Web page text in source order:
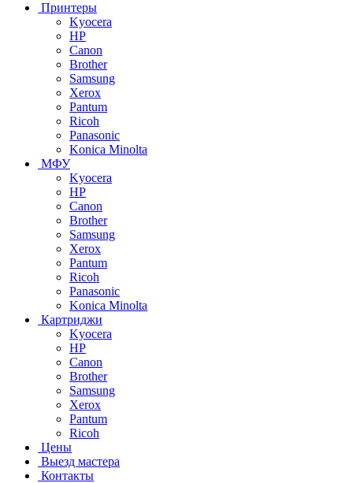
Принтеры
Kyocera
HP
Canon
Brother
Samsung
Xerox
Pantum
Ricoh
Panasonic
Konica Minolta
МФУ
Kyocera
HP
Canon
Brother
Samsung
Xerox
Pantum
Ricoh
Panasonic
Konica Minolta
Картриджи
Kyocera
HP
Canon
Brother
Samsung
Xerox
Pantum
Ricoh
Цены
Выезд мастера
Контакты